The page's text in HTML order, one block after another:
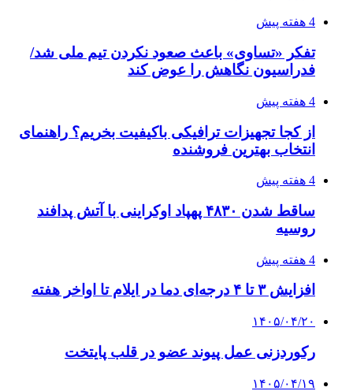
4 هفته پیش
تفکر «تساوی» باعث صعود نکردن تیم ملی شد/
فدراسیون نگاهش را عوض کند
4 هفته پیش
از کجا تجهیزات ترافیکی باکیفیت بخریم؟ راهنمای
انتخاب بهترین فروشنده
4 هفته پیش
ساقط شدن ۴۸۳۰ پهپاد اوکراینی با آتش پدافند
روسیه
4 هفته پیش
افزایش ۳ تا ۴ درجه‌ای دما در ایلام تا اواخر هفته
۱۴۰۵/۰۴/۲۰
رکوردزنی عمل پیوند عضو در قلب پایتخت
۱۴۰۵/۰۴/۱۹